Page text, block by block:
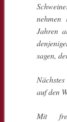
Jahren
sagen,
auf den
Mit